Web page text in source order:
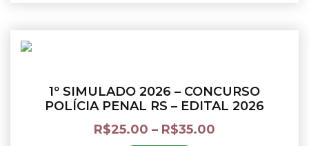
1º SIMULADO 2026 – CONCURSO
POLÍCIA PENAL RS – EDITAL 2026
R$25.00 – R$35.00